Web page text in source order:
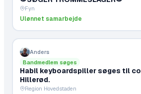
Fyn
Ulønnet samarbejde
Anders
Bandmedlem søges
Habil keyboardspiller søges til
Hillerød.
Region Hovedstaden